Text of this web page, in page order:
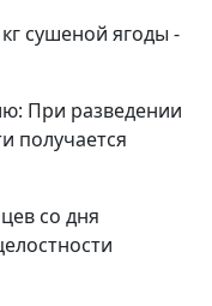
сушеной ягоды -
При разведении
получается
со дня